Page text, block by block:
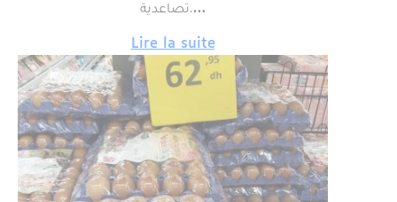
تصاعدية،…
Lire la suite